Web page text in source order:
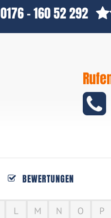
0176 - 160 52 292
BEWERTUNGEN
L M N O P